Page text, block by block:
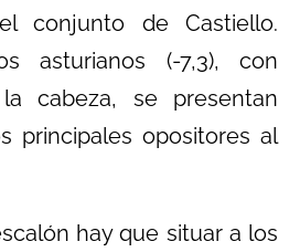
conjunto de Castiello.
asturianos (-7,3), con
cabeza, se presentan
principales opositores al
hay que situar a los